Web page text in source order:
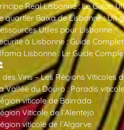
Real Lisbonne : Le Guide
quartier Baixa de Lisbonne : Un
Utiles pour Lisbonne
à Lisbonne : Guide
Lisbonne : Le Guide
des Vins – Les Régions Viticoles
Vallée du Douro : Paradis
viticole de Bairrada
Viticole de l’Alentejo
viticole de l’Algarve